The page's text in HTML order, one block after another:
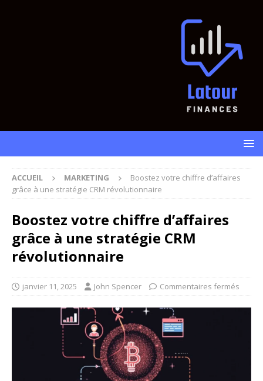
ACCUEIL MARKETING
Boostez votre chiffre d’affaires
grâce à une stratégie CRM révolutionnaire
Boostez votre chiffre d’affaires
grâce à une stratégie CRM
révolutionnaire
janvier 11, 2025 John Spencer Commentaires fermés